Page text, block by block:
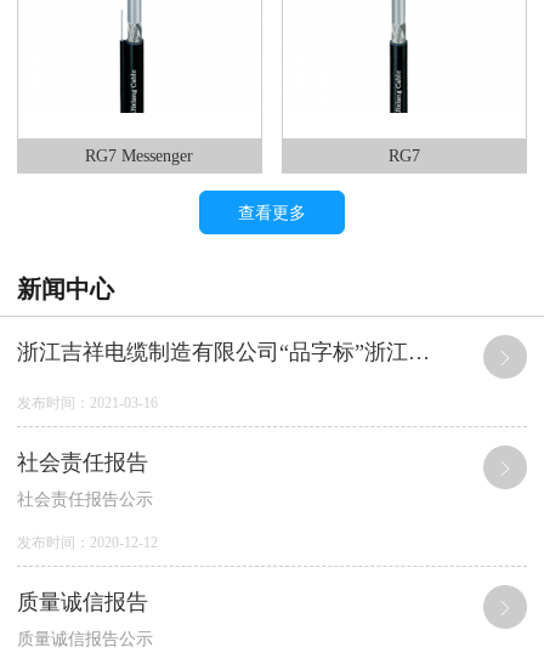
RG7 Messenger RG7
查看更多
新闻中心
浙江吉祥电缆制造有限公司“品字标”浙江制造产品 质量及服务承诺
发布时间：2021-03-16
社会责任报告
社会责任报告公示
发布时间：2020-12-12
质量诚信报告
质量诚信报告公示